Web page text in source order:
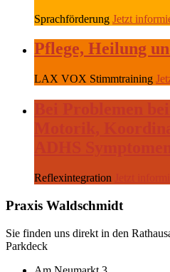
Sprachförderung Jetzt
Pflege, Heilung
LAX VOX Stimmtraining
Reflexintegration
Praxis Waldschmidt
Sie finden uns direkt in den
Parkdeck